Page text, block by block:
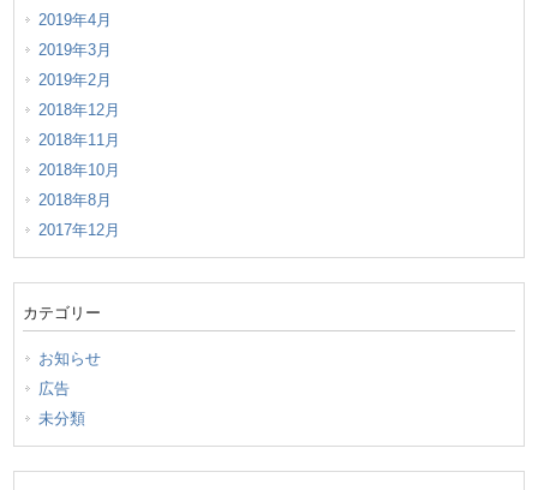
2019年4月
2019年3月
2019年2月
2018年12月
2018年11月
2018年10月
2018年8月
2017年12月
カテゴリー
お知らせ
広告
未分類